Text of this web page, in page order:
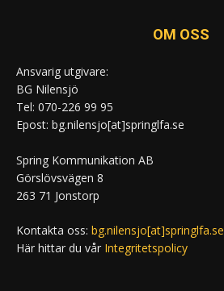
OM OSS
Ansvarig utgivare:
BG Nilensjö
Tel: 070-226 99 95
Epost: bg.nilensjo[at]springlfa.se
Spring Kommunikation AB
Görslövsvägen 8
263 71 Jonstorp
Kontakta oss: bg.nilensjo[at]springlfa.se
Här hittar du vår Integritetspolicy